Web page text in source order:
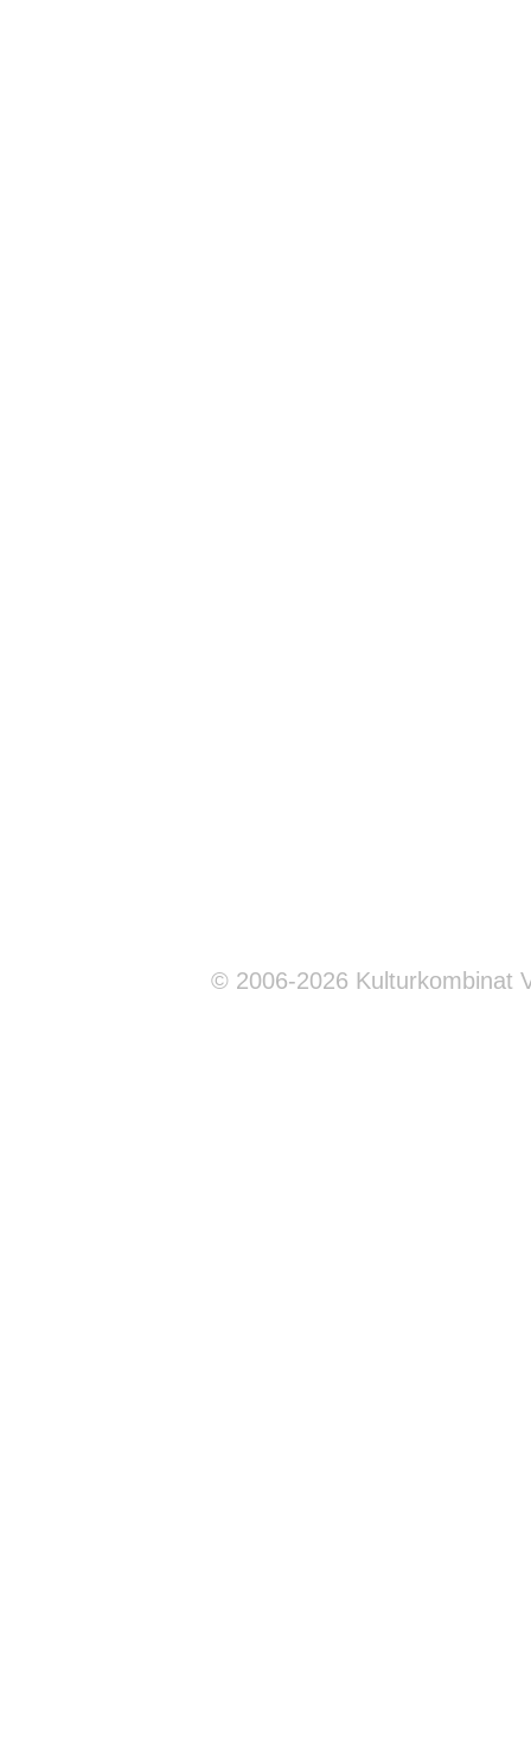
© 2006-2026